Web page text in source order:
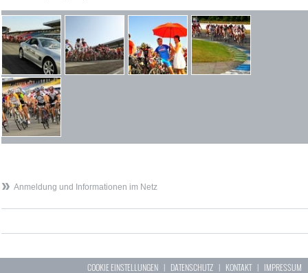
Anmeldung und Informationen im Netz
COOKIE EINSTELLUNGEN | DATENSCHUTZ | KONTAKT| IMPRESSUM